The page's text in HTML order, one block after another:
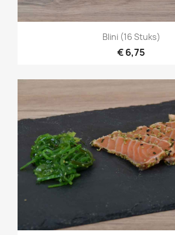
Blini (16 Stuks)
€ 6,75